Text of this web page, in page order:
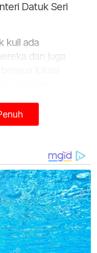
Datuk Seri
kuil ada
dan juga
keharmonian
apa-apa
secara aman
pemberita
bantuan
Lembah